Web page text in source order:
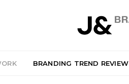
BRANDING TREND REVIEW